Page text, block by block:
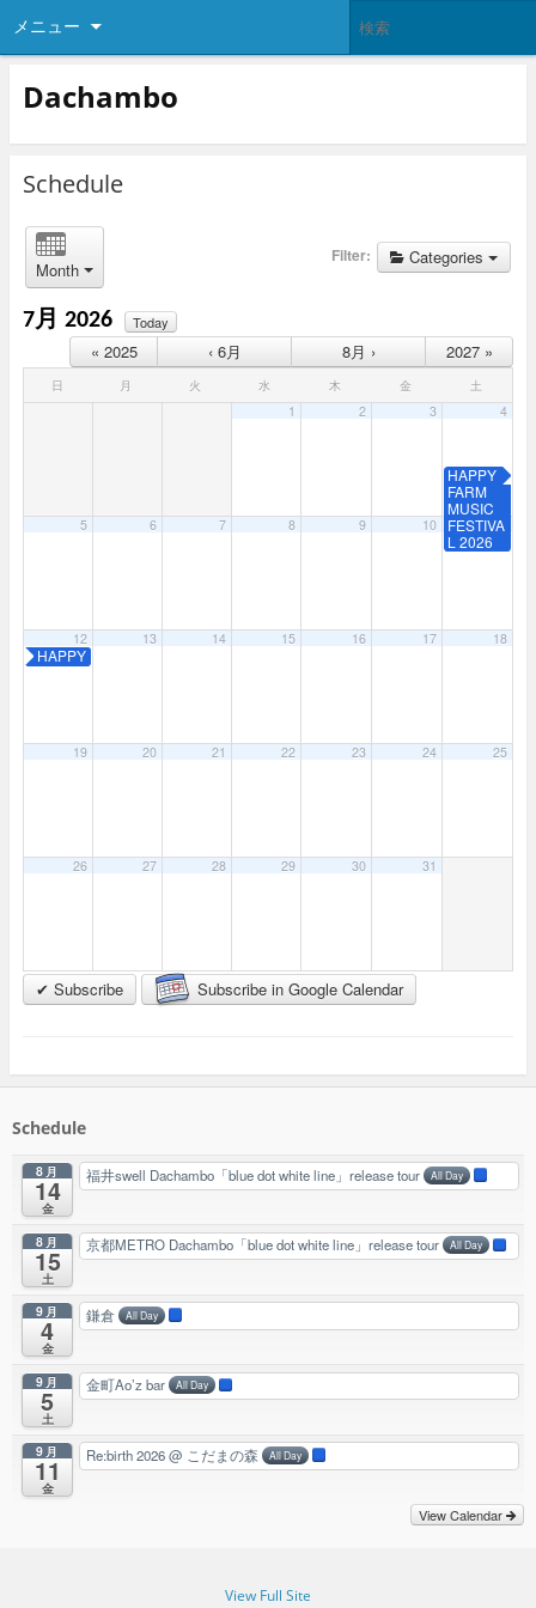
メニュー
Dachambo
Schedule
Month
Filter: Categories
7月 2026 Today
« 2025 ‹ 6月 8月 › 2027 »
日 月 火 水 木 金 土
1 2 3 4
5 6 7 8 9 10 11
HAPPY
FARM
MUSIC
FESTIVA
L 2026
12
HAPPY
FARM
13 14 15 16 17 18
19 20 21 22 23 24 25
26 27 28 29 30 31
✔ Subscribe Subscribe in Google Calendar
Schedule
8月
14
金
福井swell Dachambo「blue dot white line」release tour All Day
8月
15
土
京都METRO Dachambo「blue dot white line」release tour All Day
9月
4
金
鎌倉 All Day
9月
5
土
金町Ao’z bar All Day
9月
11
金
Re:birth 2026@ こだまの森 All Day
View Calendar
View Full Site